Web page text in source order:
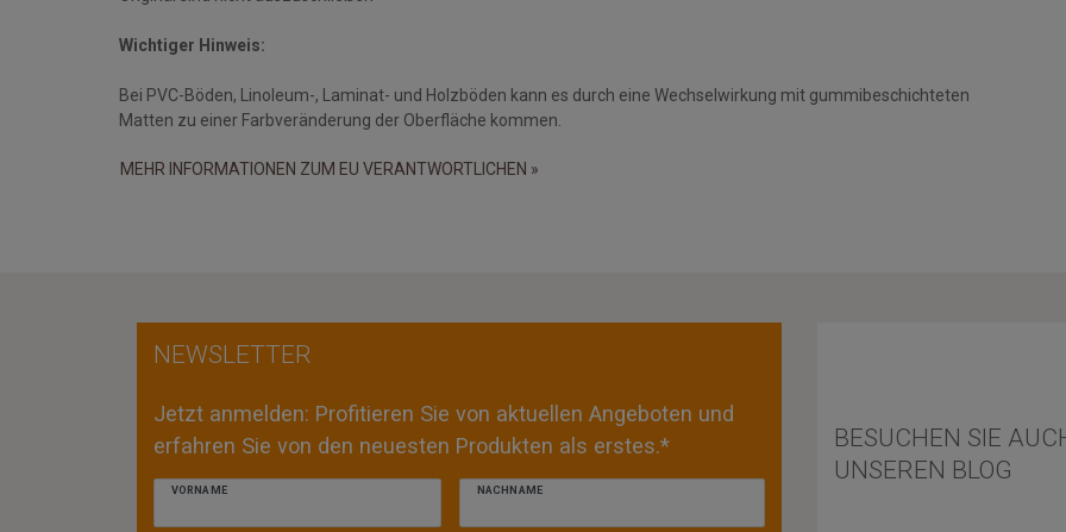
Wichtiger Hinweis:
Bei PVC-Böden, Linoleum-, Laminat- und Holzböden kann es durch eine Wechselwirkung mit gummibeschichteten
Matten zu einer Farbveränderung der Oberfläche kommen.
MEHR INFORMATIONEN ZUM EU VERANTWORTLICHEN »
NEWSLETTER
Jetzt anmelden: Profitieren Sie von aktuellen Angeboten und
erfahren Sie von den neuesten Produkten als erstes.*
VORNAME NACHNAME
BESUCHEN SIE
UNSEREN BLOG